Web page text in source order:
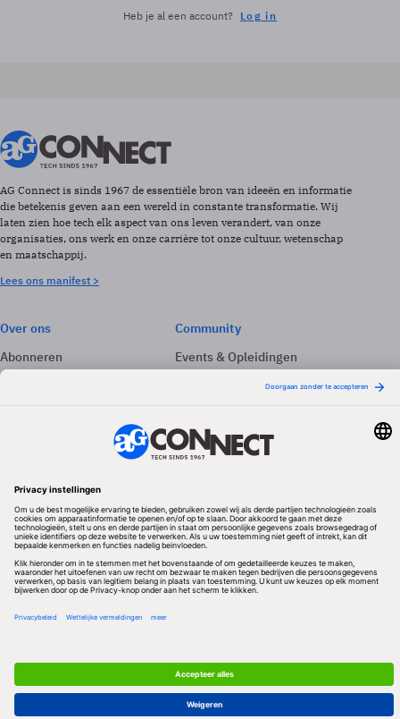
Heb je al een account? Log in
AG Connect is sinds 1967 de essentiële bron van ideeën en informatie
die betekenis geven aan een wereld in constante transformatie. Wij
laten zien hoe tech elk aspect van ons leven verandert, van onze
organisaties, ons werk en onze carrière tot onze cultuur, wetenschap
en maatschappij.
Lees ons manifest >
Over ons
Abonneren
Adverteren
Community
Events & Opleidingen
Volg ons
Redactionele partner
Algemene Voorwaarden & Copyrights